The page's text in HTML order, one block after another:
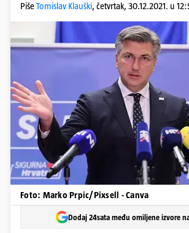
PišeTomislav Klauški, četvrtak, 30.12.2021. u
Foto: Marko Prpic/Pixsell - Canva
Dodaj 24sata među omiljene izvore